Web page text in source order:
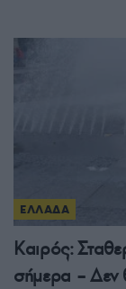
ΕΛΛΑΔΑ
Καιρός:
σήμερα – Δεν